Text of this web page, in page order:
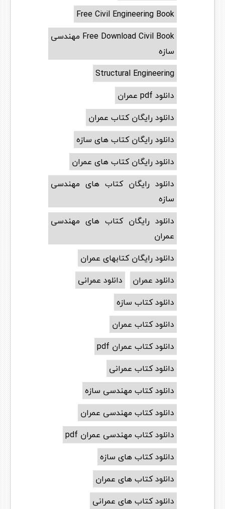
Free Civil Engineering Book
Free Download Civil Book مهندسی
سازه
Structural Engineering
دانلود pdf عمران
دانلود رایگان کتاب عمران
دانلود رایگان کتاب های سازه
دانلود رایگان کتاب های عمران
دانلود رایگان کتاب های مهندسی
سازه
دانلود رایگان کتاب های مهندسی
عمران
دانلود رایگان کتابهای عمران
دانلود عمران
دانلود عمرانی
دانلود کتاب سازه
دانلود کتاب عمران
دانلود کتاب عمران pdf
دانلود کتاب عمرانی
دانلود کتاب مهندسی سازه
دانلود کتاب مهندسی عمران
دانلود کتاب مهندسی عمران pdf
دانلود کتاب های سازه
دانلود کتاب های عمران
دانلود کتاب های عمرانی